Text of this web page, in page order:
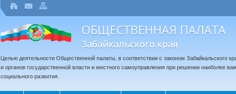
ОБЩЕСТВЕННАЯ ПАЛАТА
Забайкальского края
Целью деятельности Общественной палаты, в соответствии с законом Забайкальского
и органов государственной власти и местного самоуправления при решении наиболее
социального развития.